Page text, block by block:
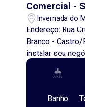
Comercial -
Invernada do
Endereço: Rua
Branco - Castro/PR. Ótima
instalar seu
da cidade! Sala
pavimento
Ideal para
Banho